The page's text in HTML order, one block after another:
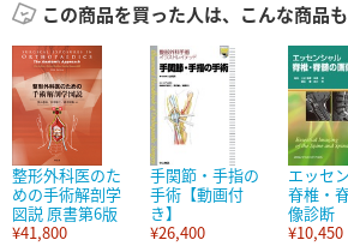
この商品を買った人は、こんな商品も
整形外科医のた
めの手術解剖学
図説 原書第6版
¥41,800
手関節・手指の
手術【動画付
き】
¥26,400
エッセ
脊椎・
像診断
¥10,450